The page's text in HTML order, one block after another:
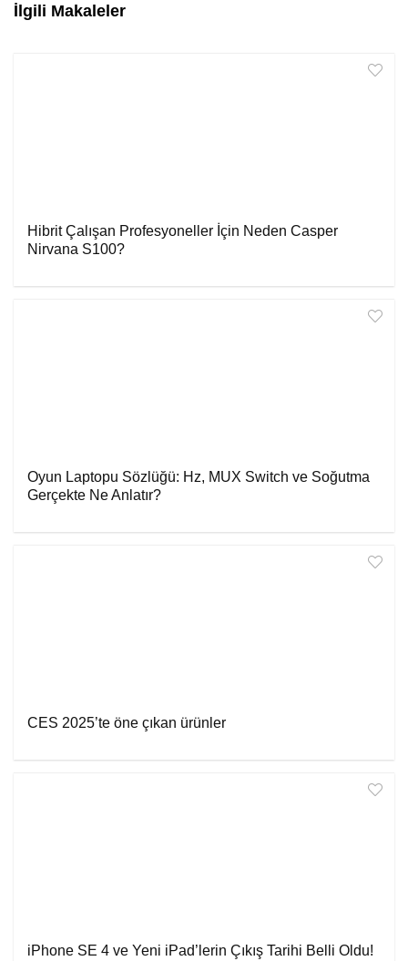
İlgili Makaleler
Hibrit Çalışan Profesyoneller İçin Neden Casper
Nirvana S100?
Oyun Laptopu Sözlüğü: Hz, MUX Switch ve Soğutma
Gerçekte Ne Anlatır?
CES 2025’te öne çıkan ürünler
iPhone SE 4 ve Yeni iPad’lerin Çıkış Tarihi Belli Oldu!